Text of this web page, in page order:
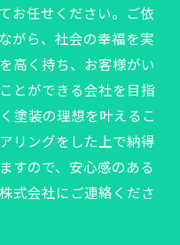
お任せください。ご依
がら、社会の幸福を実
高く持ち、お客様がい
とができる会社を目指
塗装の理想を叶えるこ
リングをした上で納得
すので、安心感のある
式会社にご連絡くださ